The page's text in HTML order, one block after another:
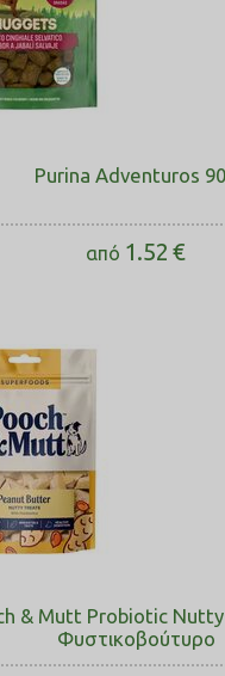
Purina Adventuros
από 1.52 €
& Mutt Probiotic
Φυστικοβούτυρο